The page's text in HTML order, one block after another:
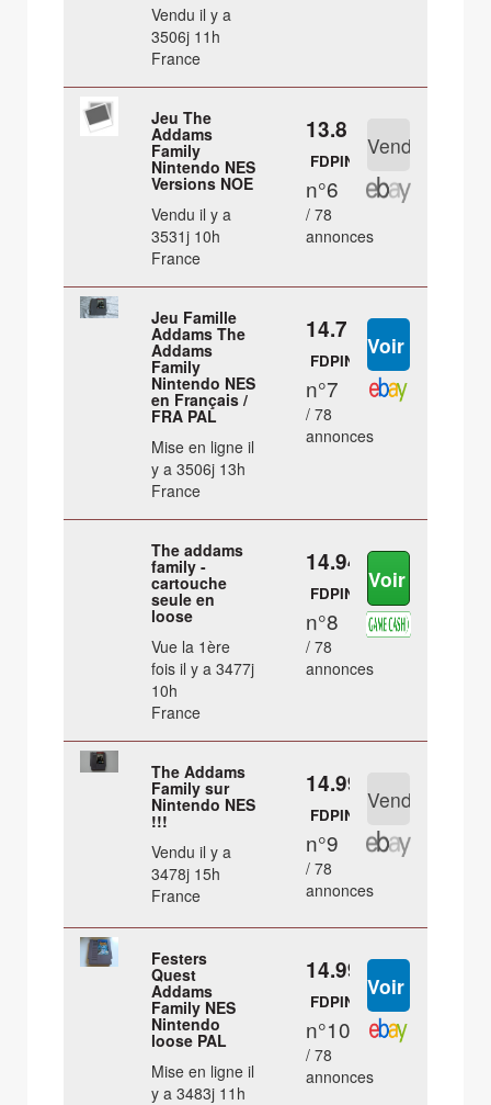
Vendu il y a
3506j 11h
France
Jeu The
Addams
Family
Nintendo NES
Versions NOE
Vendu il y a
3531j 10h
France
13.8 €
FDPIN
n°6
/ 78
annonces
Jeu Famille
Addams The
Addams
Family
Nintendo NES
en Français /
FRA PAL
Mise en ligne il
y a 3506j 13h
France
14.7 €
FDPIN
n°7
/ 78
annonces
The addams
family -
cartouche
seule en
loose
Vue la 1ère
fois il y a 3477j
10h
France
14.94 €
FDPIN
n°8
/ 78
annonces
The Addams
Family sur
Nintendo NES
!!!
Vendu il y a
3478j 15h
France
14.99 €
FDPIN
n°9
/ 78
annonces
Festers
Quest
Addams
Family NES
Nintendo
loose PAL
Mise en ligne il
y a 3483j 11h
14.99 €
FDPIN
n°10
/ 78
annonces